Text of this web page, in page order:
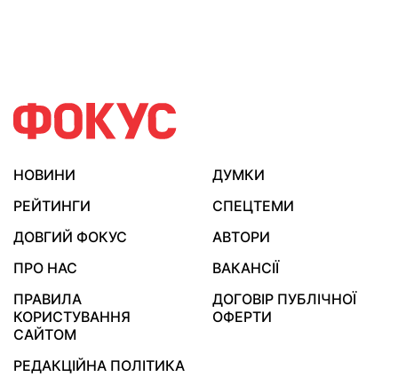
НОВИНИ
ДУМКИ
РЕЙТИНГИ
СПЕЦТЕМИ
ДОВГИЙ ФОКУС
АВТОРИ
ПРО НАС
ВАКАНСІЇ
ПРАВИЛА
КОРИСТУВАННЯ
САЙТОМ
ДОГОВІР ПУБЛІЧНОЇ
ОФЕРТИ
РЕДАКЦІЙНА ПОЛІТИКА